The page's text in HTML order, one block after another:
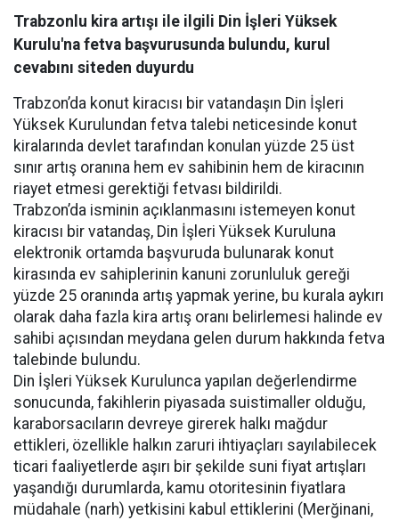
Trabzonlu kira artışı ile ilgili Din İşleri Yüksek
Kurulu'na fetva başvurusunda bulundu, kurul
cevabını siteden duyurdu
Trabzon’da konut kiracısı bir vatandaşın Din İşleri
Yüksek Kurulundan fetva talebi neticesinde konut
kiralarında devlet tarafından konulan yüzde 25 üst
sınır artış oranına hem ev sahibinin hem de kiracının
riayet etmesi gerektiği fetvası bildirildi.
Trabzon’da isminin açıklanmasını istemeyen konut
kiracısı bir vatandaş, Din İşleri Yüksek Kuruluna
elektronik ortamda başvuruda bulunarak konut
kirasında ev sahiplerinin kanuni zorunluluk gereği
yüzde 25 oranında artış yapmak yerine, bu kurala aykırı
olarak daha fazla kira artış oranı belirlemesi halinde ev
sahibi açısından meydana gelen durum hakkında fetva
talebinde bulundu.
Din İşleri Yüksek Kurulunca yapılan değerlendirme
sonucunda, fakihlerin piyasada suistimaller olduğu,
karaborsacıların devreye girerek halkı mağdur
ettikleri, özellikle halkın zaruri ihtiyaçları sayılabilecek
ticari faaliyetlerde aşırı bir şekilde suni fiyat artışları
yaşandığı durumlarda, kamu otoritesinin fiyatlara
müdahale (narh) yetkisini kabul ettiklerini (Merğinani,